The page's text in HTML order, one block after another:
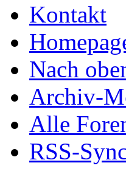
Kontakt
Nach
Archiv-
Alle
RSS-